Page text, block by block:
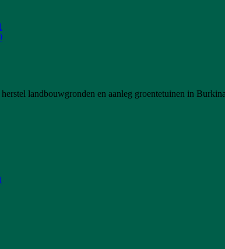
landbouwgronden en aanleg groentetuinen in